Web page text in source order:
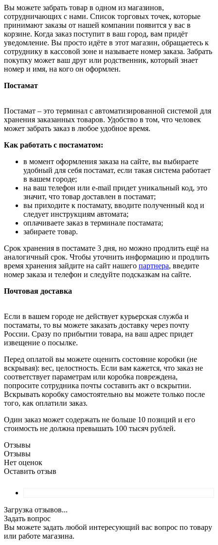
Вы можете забрать товар в одном из магазинов,
сотрудничающих с нами. Список торговых точек, которые
принимают заказы от нашей компании появится у вас в
корзине. Когда заказ поступит в ваш город, вам придёт
уведомление. Вы просто идёте в этот магазин, обращаетесь к
сотруднику в кассовой зоне и называете номер заказа. Забрать
покупку может ваш друг или родственник, который знает
номер и имя, на кого он оформлен.
Постамат
Постамат – это терминал с автоматизированной системой для
хранения заказанных товаров. Удобство в том, что человек
может забрать заказ в любое удобное время.
Как работать с постаматом:
в момент оформления заказа на сайте, вы выбираете
удобный для себя постамат, если такая система работает
в вашем городе;
на ваш телефон или e-mail придет уникальный код, это
значит, что товар доставлен в постамат;
вы приходите к постамату, вводите полученный код и
следует инструкциям автомата;
оплачиваете заказ в терминале постамата;
забираете товар.
Срок хранения в постамате 3 дня, но можно продлить ещё на
аналогичный срок. Чтобы уточнить информацию и продлить
время хранения зайдите на сайт нашего партнера, введите
номер заказа и телефон и следуйте подсказкам на сайте.
Почтовая доставка
Если в вашем городе не действует курьерская служба и
постаматы, то вы можете заказать доставку через почту
России. Сразу по прибытии товара, на ваш адрес придет
извещение о посылке.
Перед оплатой вы можете оценить состояние коробки (не
вскрывая): вес, целостность. Если вам кажется, что заказ не
соответствует параметрам или коробка повреждена,
попросите сотрудника почты составить акт о вскрытии.
Вскрывать коробку самостоятельно вы можете только после
того, как оплатили заказ.
Один заказ может содержать не больше 10 позиций и его
стоимость не должна превышать 100 тысяч рублей.
Отзывы
Отзывы
Нет оценок
Оставить отзыв
Загрузка отзывов...
Задать вопрос
Вы можете задать любой интересующий вас вопрос по товару
или работе магазина.